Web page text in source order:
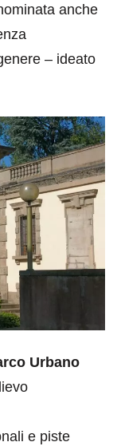
anche
– ideato
Urbano
e piste